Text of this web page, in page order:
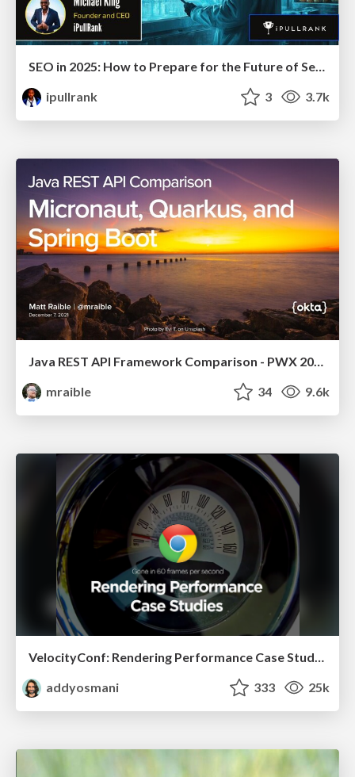
SEO in 2025: How to Prepare for the Future of Search
ipullrank
3 3.7k
Java REST API Framework Comparison - PWX 2021
mraible
34 9.6k
addyosmani
333 25k